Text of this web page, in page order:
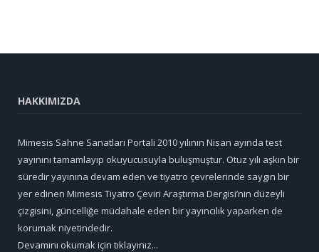
HAKKIMIZDA
Mimesis Sahne Sanatları Portali 2010 yılının Nisan ayında test
yayınını tamamlayıp okuyucusuyla buluşmuştur. Otuz yılı aşkın bir
süredir yayınına devam eden ve tiyatro çevrelerinde saygın bir
yer edinen Mimesis Tiyatro Çeviri Araştırma Dergisi’nin düzeyli
çizgisini, güncelliğe müdahale eden bir yayıncılık yaparken de
korumak niyetindedir.
Devamını okumak için tıklayınız...